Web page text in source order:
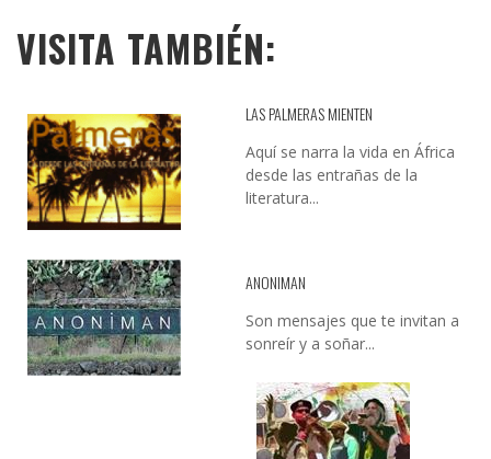
VISITA TAMBIÉN:
LAS PALMERAS MIENTEN
Aquí se narra la vida en África
desde las entrañas de la
literatura...
ANONIMAN
Son mensajes que te invitan a
sonreír y a soñar...